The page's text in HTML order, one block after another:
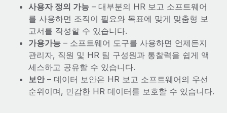
사용자 정의 가능 – 대부분의 HR 보고 소프트웨어
를 사용하면 조직이 필요와 목표에 맞게 맞춤형 보
고서를 작성할 수 있습니다.
가용가능 – 소프트웨어 도구를 사용하면 언제든지
관리자, 직원 및 HR 팀 구성원과 통찰력을 쉽게 액
세스하고 공유할 수 있습니다.
보안– 데이터 보안은 HR 보고 소프트웨어의 우선
순위이며, 민감한 HR 데이터를 보호할 수 있습니다.